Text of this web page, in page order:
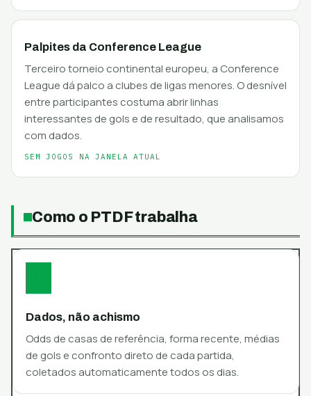
Palpites da Conference League
Terceiro torneio continental europeu, a Conference
League dá palco a clubes de ligas menores. O desnível
entre participantes costuma abrir linhas
interessantes de gols e de resultado, que analisamos
com dados.
SEM JOGOS NA JANELA ATUAL
Como o PTDF trabalha
Dados, não achismo
Odds de casas de referência, forma recente, médias
de gols e confronto direto de cada partida,
coletados automaticamente todos os dias.